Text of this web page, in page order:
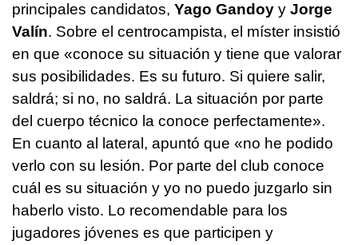
principales candidatos, Yago Gandoy y Jorge
Valín. Sobre el centrocampista, el míster insistió
en que «conoce su situación y tiene que valorar
sus posibilidades. Es su futuro. Si quiere salir,
saldrá; si no, no saldrá. La situación por parte
del cuerpo técnico la conoce perfectamente».
En cuanto al lateral, apuntó que «no he podido
verlo con su lesión. Por parte del club conoce
cuál es su situación y yo no puedo juzgarlo sin
haberlo visto. Lo recomendable para los
jugadores jóvenes es que participen y